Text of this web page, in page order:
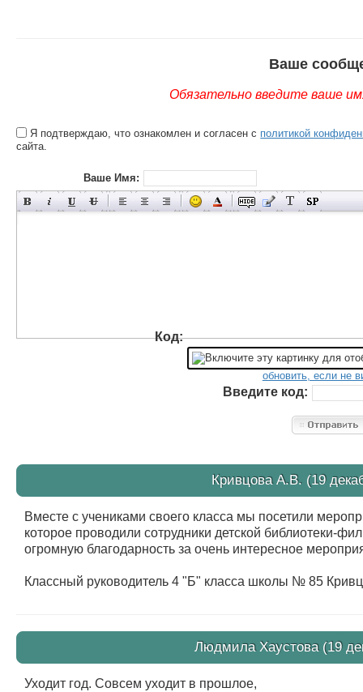
Ваше
Обязательно введите ваше
Я подтверждаю, что ознакомлен и согласен с политикой
сайта.
Ваше Имя:
Код:
обновить, если не
Введите код:
Кривцова А.В. (19
Вместе с учениками своего класса мы посетили
которое проводили сотрудники детской библиотеки-
огромную благодарность за очень интересное
Классный руководитель 4 "Б" класса школы № 85
Людмила Хаустова (19
Уходит год. Совсем уходит в прошлое,